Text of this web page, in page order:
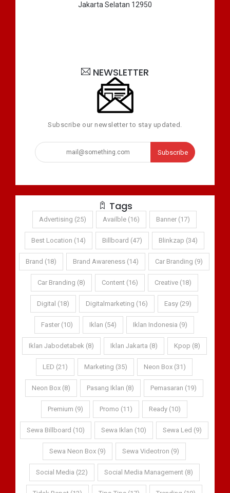
Jakarta Selatan 12950
NEWSLETTER
Subscribe our newsletter to stay updated.
Subscribe
Tags
Advertising (25) Availble (16) Banner (17)
Best Location (14) Billboard (47) Blinkzap (34)
Brand (18) Brand Awareness (14) Car Branding (9)
Car Branding (8) Content (16) Creative (18)
Digital (18) Digitalmarketing (16) Easy (29)
Faster (10) Iklan (54) Iklan Indonesia (9)
Iklan Jabodetabek (8) Iklan Jakarta (8) Kpop (8)
LED (21) Marketing (35) Neon Box (31)
Neon Box (8) Pasang Iklan (8) Pemasaran (19)
Premium (9) Promo (11) Ready (10)
Sewa Billboard (10) Sewa Iklan (10) Sewa Led (9)
Sewa Neon Box (9) Sewa Videotron (9)
Social Media (22) Social Media Management (8)